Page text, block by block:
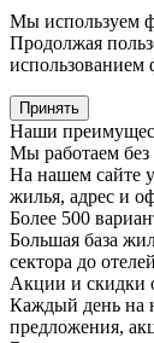
Мы используем
Продолжая
использованием
Принять
Наши
Мы работаем без
На нашем сайте
жилья, адрес и
Более 500
Большая база
сектора до
Акции и скидки
Каждый день на
предложения,